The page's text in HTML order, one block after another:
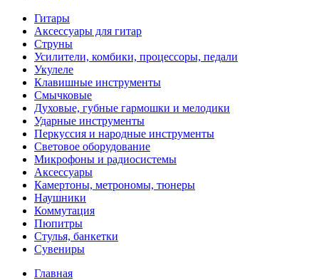
Гитары
Аксессуары для гитар
Струны
Усилители, комбики, процессоры, педали
Укулеле
Клавишные инструменты
Смычковые
Духовые, губные гармошки и мелодики
Ударные инструменты
Перкуссия и народные инструменты
Световое оборудование
Микрофоны и радиосистемы
Аксессуары
Камертоны, метрономы, тюнеры
Наушники
Коммутация
Пюпитры
Стулья, банкетки
Сувениры
Главная